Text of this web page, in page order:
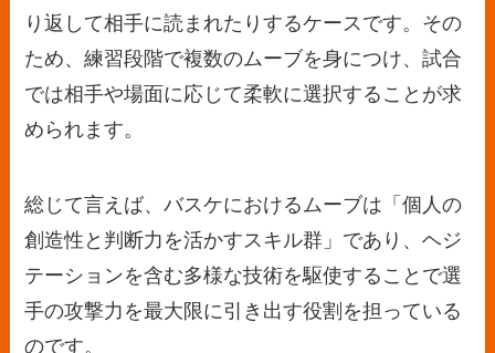
り返して相手に読まれたりするケースです。その
ため、練習段階で複数のムーブを身につけ、試合
では相手や場面に応じて柔軟に選択することが求
められます。
総じて言えば、バスケにおけるムーブは「個人の
創造性と判断力を活かすスキル群」であり、ヘジ
テーションを含む多様な技術を駆使することで選
手の攻撃力を最大限に引き出す役割を担っている
のです。